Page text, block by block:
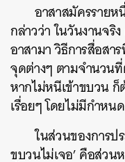
อาสาสมัครราย
กล่าวว่า ในวันงานจ
อาสามา วิธีการสื่อสา
จุดต่างๆ ตามจำนวน
หากไม่หนีเข้าขบวน
เรื่อยๆ โดยไม่มีกำหนด
ในส่วนของการป
ขบวนไม่เจอ’ คือส่ว